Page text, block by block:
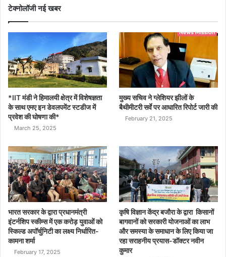
टेक्नोलॉजी नई खबर
*IIT मंडी ने हिमालयी क्षेत्र में विशेषज्ञता
के साथ एमए इन डेवलपमेंट स्टडीज में
प्रवेश की घोषणा की*
March 25, 2025
मुख्य सचिव ने ग्लेशियर झीलों के
बैथीमीटरी सर्वे पर आधारित रिपोर्ट जारी की
February 21, 2025
भारत सरकार के द्वारा प्रधानमंत्री
इंटर्नशिप स्कीम्स में एक करोड़ युवाओं को
स्किल्ड अपॉर्चुनिटी का लक्ष्य निर्धारित-
कामना शर्मा
February 17, 2025
कृषि विज्ञान केंद्र बजौरा के द्वारा किसानों
बागवानों को सरकारी योजनाओं का लाभ
और समस्या के समाधान के लिए किया जा
रहा सराहनीय प्रयास-डॉक्टर नवीन
कुमार